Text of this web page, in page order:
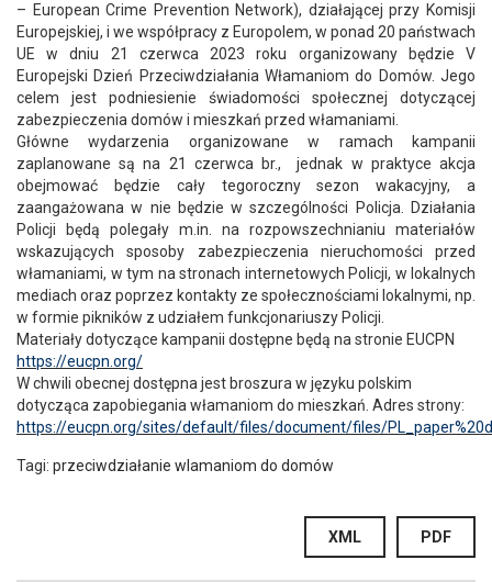
– European Crime Prevention Network), działającej przy Komisji
Europejskiej, i we współpracy z Europolem, w ponad 20 państwach
UE w dniu 21 czerwca 2023 roku organizowany będzie V
Europejski Dzień Przeciwdziałania Włamaniom do Domów. Jego
celem jest podniesienie świadomości społecznej dotyczącej
zabezpieczenia domów i mieszkań przed włamaniami.
Główne wydarzenia organizowane w ramach kampanii
zaplanowane są na 21 czerwca br., jednak w praktyce akcja
obejmować będzie cały tegoroczny sezon wakacyjny, a
zaangażowana w nie będzie w szczególności Policja. Działania
Policji będą polegały m.in. na rozpowszechnianiu materiałów
wskazujących sposoby zabezpieczenia nieruchomości przed
włamaniami, w tym na stronach internetowych Policji, w lokalnych
mediach oraz poprzez kontakty ze społecznościami lokalnymi, np.
w formie pikników z udziałem funkcjonariuszy Policji.
Materiały dotyczące kampanii dostępne będą na stronie EUCPN
https://eucpn.org/
W chwili obecnej dostępna jest broszura w języku polskim
dotycząca zapobiegania włamaniom do mieszkań. Adres strony:
https://eucpn.org/sites/default/files/document/files/
Tagi: przeciwdziałanie wlamaniom do domów
PDF
XML